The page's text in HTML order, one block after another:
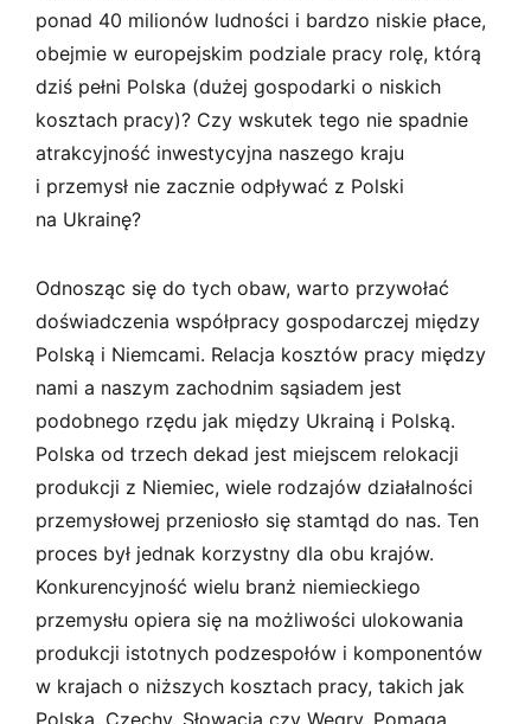
ponad 40 milionów ludności i bardzo niskie płace,
obejmie w europejskim podziale pracy rolę, którą
dziś pełni Polska (dużej gospodarki o niskich
kosztach pracy)? Czy wskutek tego nie spadnie
atrakcyjność inwestycyjna naszego kraju
i przemysł nie zacznie odpływać z Polski
na Ukrainę?
Odnosząc się do tych obaw, warto przywołać
doświadczenia współpracy gospodarczej między
Polską i Niemcami. Relacja kosztów pracy między
nami a naszym zachodnim sąsiadem jest
podobnego rzędu jak między Ukrainą i Polską.
Polska od trzech dekad jest miejscem relokacji
produkcji z Niemiec, wiele rodzajów działalności
przemysłowej przeniosło się stamtąd do nas. Ten
proces był jednak korzystny dla obu krajów.
Konkurencyjność wielu branż niemieckiego
przemysłu opiera się na możliwości ulokowania
produkcji istotnych podzespołów i komponentów
w krajach o niższych kosztach pracy, takich jak
Polska, Czechy, Słowacja czy Węgry. Pomaga